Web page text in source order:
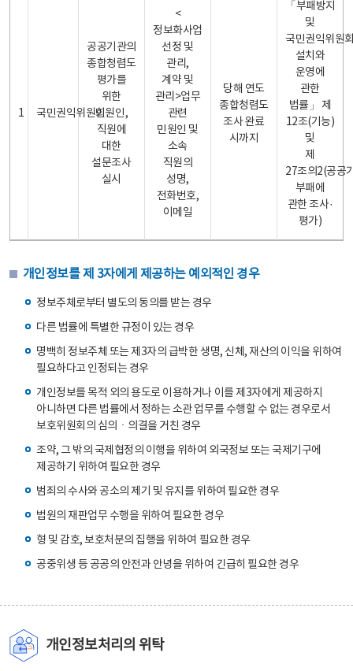
1 국민권익위원회
공공기관의
종합청렴도
평가를
위한
민원인,
직원에
대한
설문조사
실시
<
정보화사업
선정 및
관리,
계약 및
관리>업무
관련
민원인 및
소속
직원의
성명,
전화번호,
이메일
당해 연도
종합청렴도
조사 완료
시까지
「부패방지
및
국민권익위원
설치와
운영에
관한
법률」 제
12조(기능)
및
제
27조의2(공공
부패에
관한 조사·
평가)
개인정보를 제 3자에게 제공하는 예외적인 경우
정보주체로부터 별도의 동의를 받는 경우
다른 법률에 특별한 규정이 있는 경우
명백히 정보주체 또는 제3자의 급박한 생명, 신체, 재산의 이익을 위하여
필요하다고 인정되는 경우
개인정보를 목적 외의 용도로 이용하거나 이를 제3자에게 제공하지
아니하면 다른 법률에서 정하는 소관 업무를 수행할 수 없는 경우로서
보호위원회의 심의ㆍ의결을 거친 경우
조약, 그 밖의 국제협정의 이행을 위하여 외국정보 또는 국제기구에
제공하기 위하여 필요한 경우
범죄의 수사와 공소의 제기 및 유지를 위하여 필요한 경우
법원의 재판업무 수행을 위하여 필요한 경우
형 및 감호, 보호처분의 집행을 위하여 필요한 경우
공중위생 등 공공의 안전과 안녕을 위하여 긴급히 필요한 경우
개인정보처리의 위탁